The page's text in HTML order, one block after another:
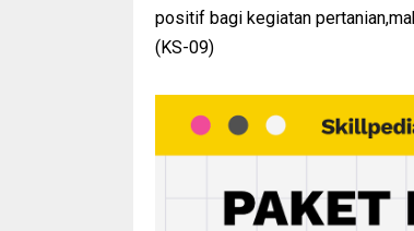
positif bagi kegiatan
(KS-09)